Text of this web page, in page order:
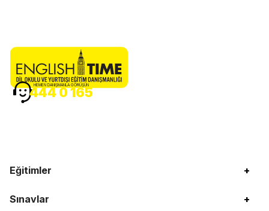
Eğitimler +
Sınavlar +
HEMEN DANIŞMANLA GÖRÜŞÜN
444 0 165